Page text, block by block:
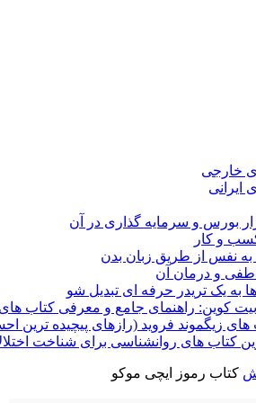
خارجی
ایرانی
بورس و سرمایه گذاری در آن
و کار
به نفس از طریق زبان بدن
و درمان آن
ها به یک تریدر حرفه ای تبدیل شو
کوین: راهنمای جامع و معرفی کتاب های
های زیگموند فروید (رازهای پیچیده ترین
کتاب های روانشناسی برای شناخت
کتاب رموز ایچی موکو